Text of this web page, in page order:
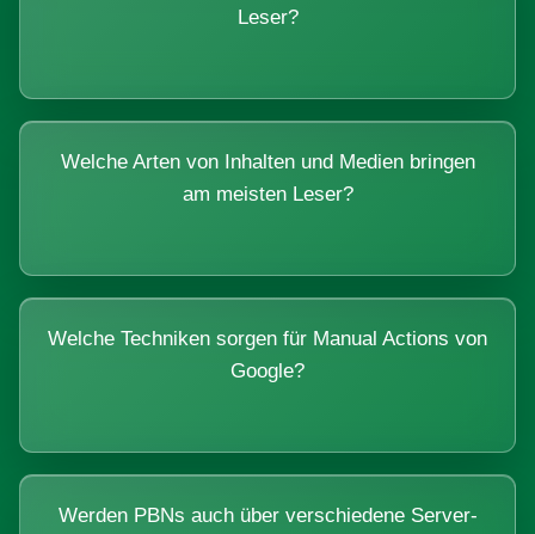
Leser?
Welche Arten von Inhalten und Medien bringen
am meisten Leser?
Welche Techniken sorgen für Manual Actions von
Google?
Werden PBNs auch über verschiedene Server-